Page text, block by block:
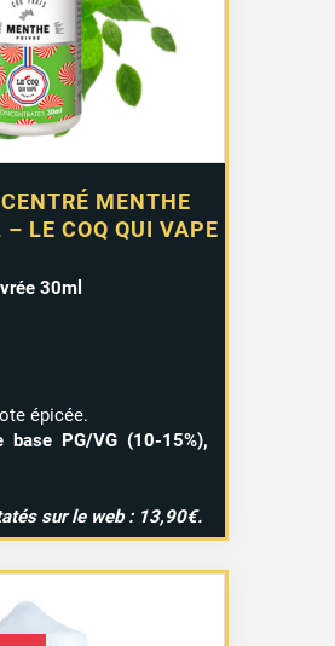
MENTHE
LE COQ QUI VAPE
30ml
épicée.
PG/VG (10-15%),
sur le web : 13,90€.